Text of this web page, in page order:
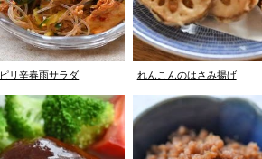
ピリ辛春雨サラダ れんこんのはさみ揚げ